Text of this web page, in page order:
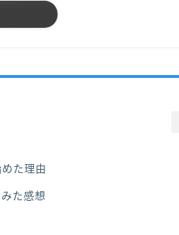
た理由
た感想